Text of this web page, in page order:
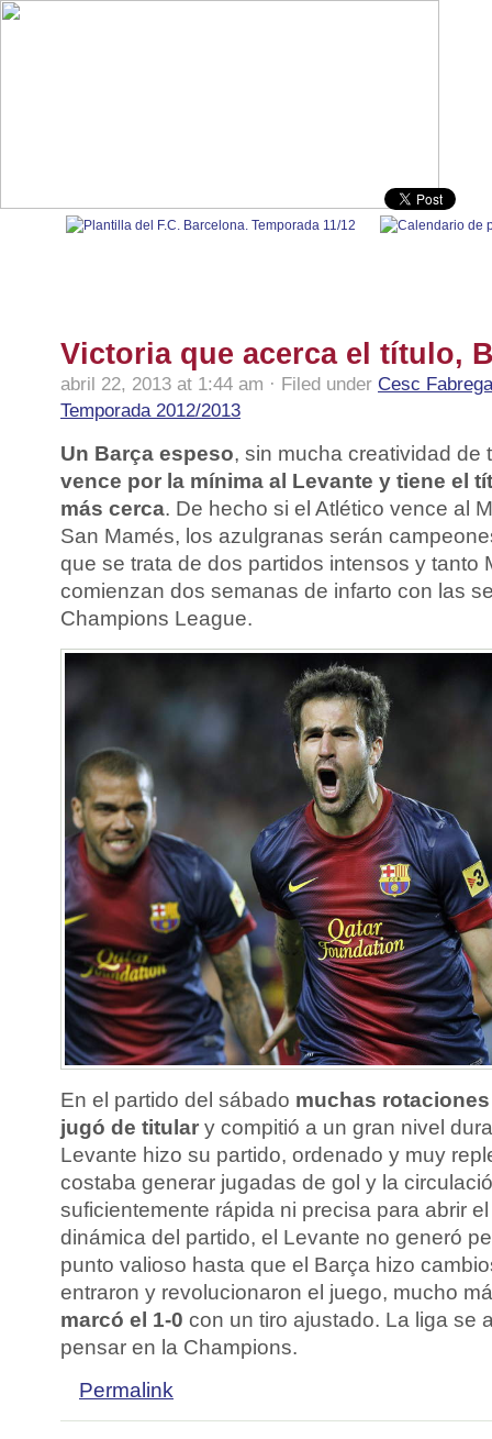
Victoria que acerca el título,
abril 22, 2013 at 1:44 am · Filed under Cesc
Temporada 2012/2013
Un Barça espeso, sin mucha creatividad de
vence por la mínima al Levante y tiene el
más cerca. De hecho si el Atlético vence al
San Mamés, los azulgranas serán
que se trata de dos partidos intensos y tanto
comienzan dos semanas de infarto con las
Champions League.
En el partido del sábado muchas rotaciones
jugó de titular y compitió a un gran nivel
Levante hizo su partido, ordenado y muy
costaba generar jugadas de gol y la
suficientemente rápida ni precisa para abrir
dinámica del partido, el Levante no generó
punto valioso hasta que el Barça hizo
entraron y revolucionaron el juego, mucho
marcó el 1-0 con un tiro ajustado. La liga se
pensar en la Champions.
Permalink